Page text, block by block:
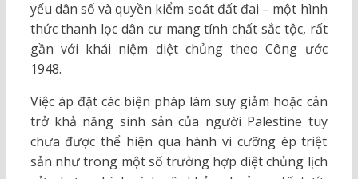
yếu dân số và quyền kiểm soát đất đai – một hình
thức thanh lọc dân cư mang tính chất sắc tộc, rất
gần với khái niệm diệt chủng theo Công ước
1948.
Việc áp đặt các biện pháp làm suy giảm hoặc cản
trở khả năng sinh sản của người Palestine tuy
chưa được thể hiện qua hành vi cưỡng ép triệt
sản như trong một số trường hợp diệt chủng lịch